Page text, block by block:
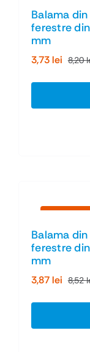
Balama
ferestre
mm
8,20
3,73lei
Balama
ferestre
mm
8,52
3,87lei